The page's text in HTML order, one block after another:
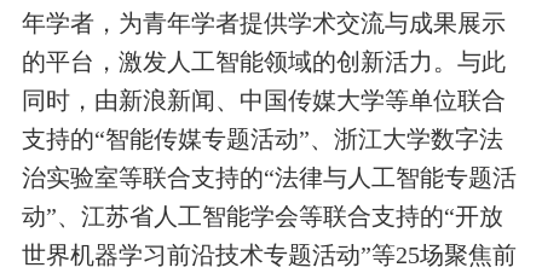
年学者，为青年学者提供学术交流与成果展示
的平台，激发人工智能领域的创新活力。与此
同时，由新浪新闻、中国传媒大学等单位联合
支持的“智能传媒专题活动”、浙江大学数字法
治实验室等联合支持的“法律与人工智能专题活
动”、江苏省人工智能学会等联合支持的“开放
世界机器学习前沿技术专题活动”等25场聚焦前